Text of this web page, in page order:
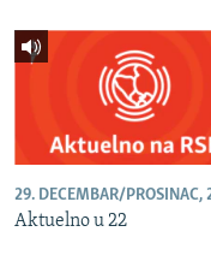
29. DECEMBAR/PROSINAC,
Aktuelno u 22